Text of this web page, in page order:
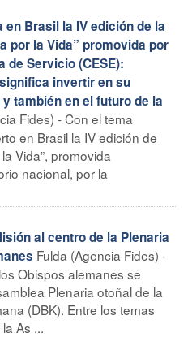
en Brasil la IV edición de la
por la Vida” promovida por
de Servicio (CESE):
invertir en su
también en el futuro de la
Fides) - Con el tema
en Brasil la IV edición de
Vida”, promovida
nacional, por la
al centro de la Plenaria
Fulda (Agencia Fides) -
Obispos alemanes se
Plenaria otoñal de la
(DBK). Entre los temas
As ...